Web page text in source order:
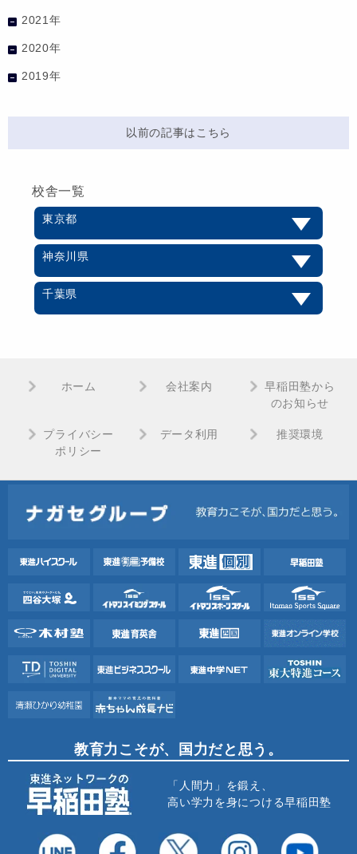
2021年
2020年
2019年
以前の記事はこちら
校舎一覧
東京都
神奈川県
千葉県
ホーム 会社案内
早稲田塾から
のお知らせ
プライバシー
ポリシー
データ利用 推奨環境
教育力こそが、国力だと思う。
「人間力」を鍛え、
高い学力を身につける早稲田塾